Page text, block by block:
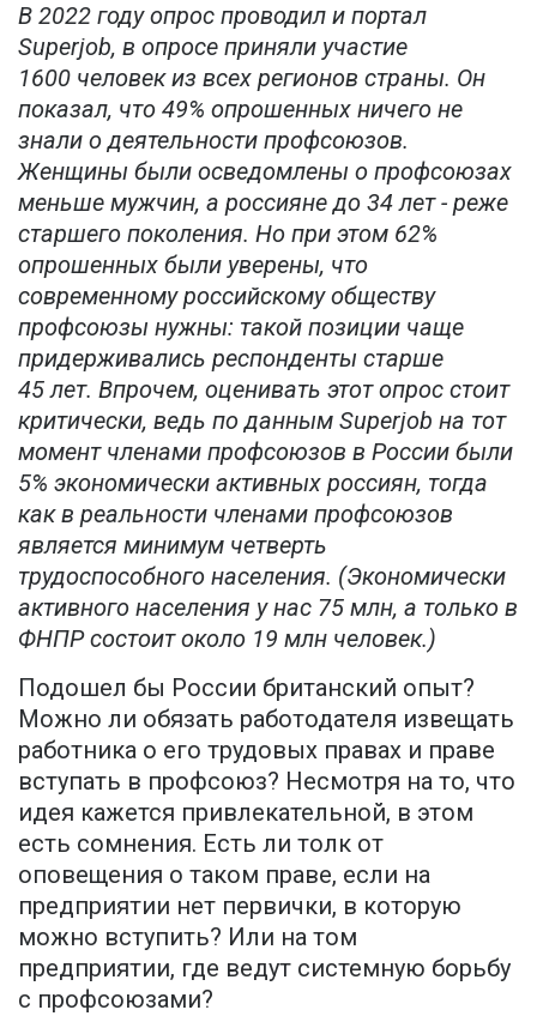
В 2022 году опрос проводил и портал
Superjob, в опросе приняли участие
1600 человек из всех регионов страны. Он
показал, что 49% опрошенных ничего не
знали о деятельности профсоюзов.
Женщины были осведомлены о профсоюзах
меньше мужчин, а россияне до 34 лет - реже
старшего поколения. Но при этом 62%
опрошенных были уверены, что
современному российскому обществу
профсоюзы нужны: такой позиции чаще
придерживались респонденты старше
45 лет. Впрочем, оценивать этот опрос стоит
критически, ведь по данным Superjob на тот
момент членами профсоюзов в России были
5% экономически активных россиян, тогда
как в реальности членами профсоюзов
является минимум четверть
трудоспособного населения. (Экономически
активного населения у нас 75 млн, а только в
ФНПР состоит около 19 млн человек.)
Подошел бы России британский опыт?
Можно ли обязать работодателя извещать
работника о его трудовых правах и праве
вступать в профсоюз? Несмотря на то, что
идея кажется привлекательной, в этом
есть сомнения. Есть ли толк от
оповещения о таком праве, если на
предприятии нет первички, в которую
можно вступить? Или на том
предприятии, где ведут системную борьбу
с профсоюзами?